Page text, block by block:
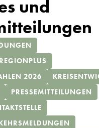
und
2026
PRESSEMITTEILUNGEN